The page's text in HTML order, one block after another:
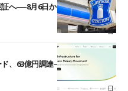
へ──8月6日からJPYCやUSDC対
、63億円調達──ソニーやスタン